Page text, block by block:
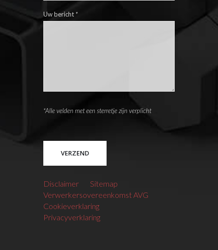
Uw bericht *
*Alle velden met een sterretje zijn verplicht
Disclaimer
Sitemap
Verwerkersovereenkomst AVG
Cookieverklaring
Privacyverklaring